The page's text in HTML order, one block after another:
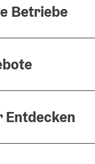
Betriebe
Entdecken